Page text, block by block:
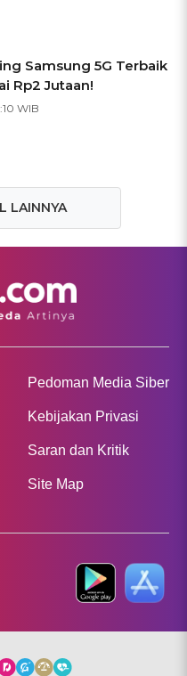
Samsung 5G Terbaik
Rp2 Jutaan!
WIB
LAINNYA
Pedoman Media Siber
Kebijakan Privasi
Saran dan Kritik
Site Map